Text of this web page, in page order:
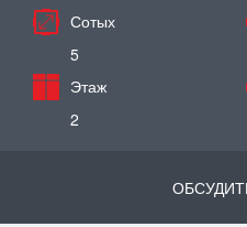
Сотых
5
Этаж
2